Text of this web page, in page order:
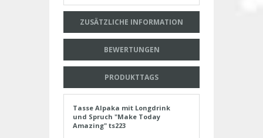
ZUSÄTZLICHE INFORMATION
BEWERTUNGEN
PRODUKTTAGS
Tasse Alpaka mit Longdrink
und Spruch "Make Today
Amazing" ts223